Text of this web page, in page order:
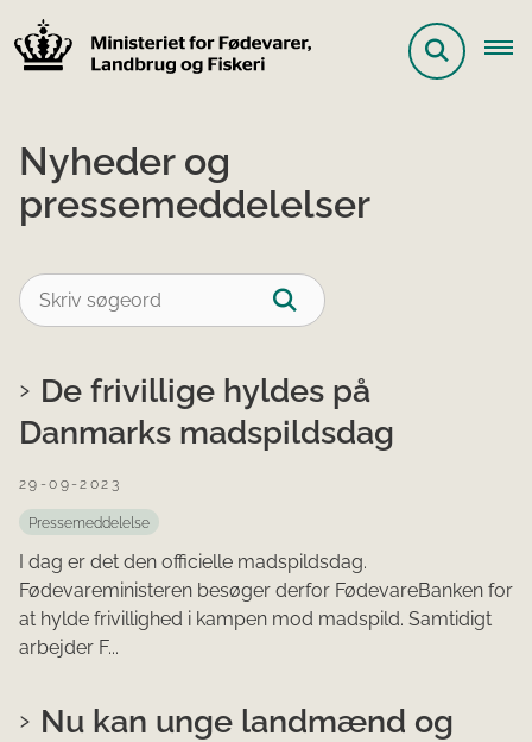
Nyheder og
pressemeddelelser
De frivillige hyldes på
Danmarks madspildsdag
29-09-2023
Pressemeddelelse
I dag er det den officielle madspildsdag.
Fødevareministeren besøger derfor FødevareBanken for
at hylde frivillighed i kampen mod madspild. Samtidigt
arbejder F...
Nu kan unge landmænd og